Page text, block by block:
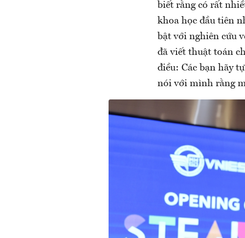
biết rằng có rất
khoa học đầu tiên
bật với nghiên cứu
đã viết thuật toán
điều: Các bạn hãy
nói với mình rằng